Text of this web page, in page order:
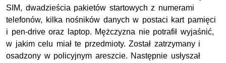
SIM, dwadzieścia pakietów startowych z numerami
telefonów, kilka nośników danych w postaci kart pamięci
i pen-drive oraz laptop. Mężczyzna nie potrafił wyjaśnić,
w jakim celu miał te przedmioty. Został zatrzymany i
osadzony w policyjnym areszcie. Następnie usłyszał